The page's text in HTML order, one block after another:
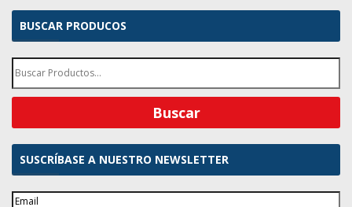
BUSCAR PRODUCOS
SUSCRÍBASE A NUESTRO NEWSLETTER